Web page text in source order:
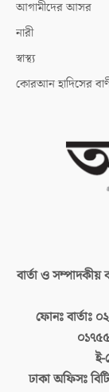
আগামীদের আসর
নারী
স্বাস্থ্য
কোরআন হাদিসের
বার্তা ও সম্পাদকীয়
ফোনঃ বার্তাঃ
ই-
ঢাকা অফিসঃ